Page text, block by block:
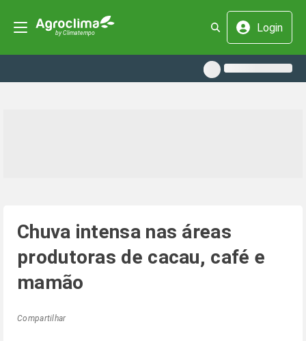
Login
Chuva intensa nas áreas
produtoras de cacau, café e
mamão
Compartilhar